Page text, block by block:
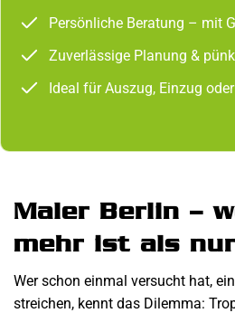
Persönliche Beratung – mit
Zuverlässige Planung &
Ideal für Auszug, Einzug
Maler Berlin –
mehr ist als
Wer schon einmal versucht hat,
streichen, kennt das Dilemma: